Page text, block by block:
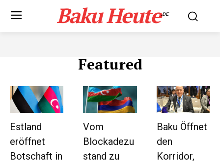
Baku Heute.DE
Featured
Estland
eröffnet
Botschaft in
Vom
Blockadezu
stand zu
Baku Öffnet
den
Korridor,